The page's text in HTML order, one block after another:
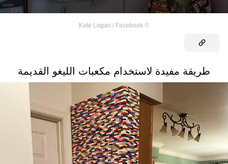
©
Kate Logan / Facebook
طريقة مفيدة لاستخدام مكعبات الليغو القديمة